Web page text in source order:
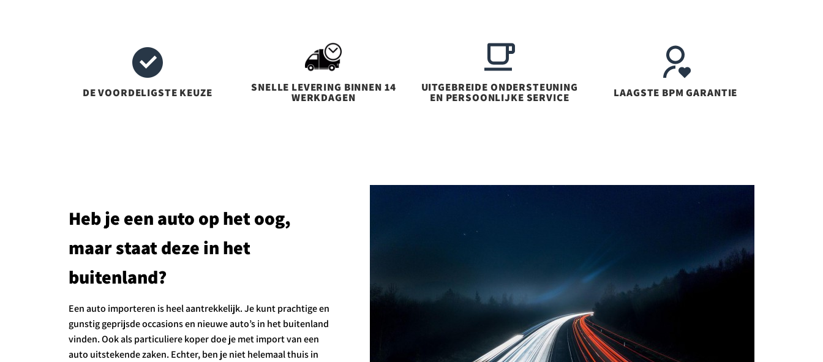
DE VOORDELIGSTE KEUZE SNELLE LEVERING BINNEN 14
WERKDAGEN
UITGEBREIDE ONDERSTEUNING
EN PERSOONLIJKE SERVICE LAAGSTE BPM GARANTIE
Heb je een auto op het oog,
maar staat deze in het
buitenland?
Een auto importeren is heel aantrekkelijk. Je kunt prachtige en
gunstig geprijsde occasions en nieuwe auto’s in het buitenland
vinden. Ook als particuliere koper doe je met import van een
auto uitstekende zaken. Echter, ben je niet helemaal thuis in